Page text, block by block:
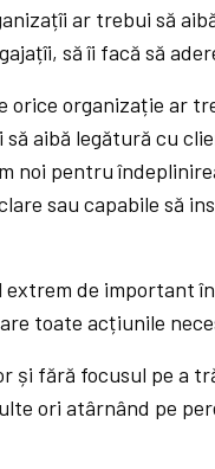
ar trebui să
să îi facă să
orice organizație ar
aibă legătură cu
noi pentru
sau capabile să
de important
toate acțiunile
și fără focusul pe a
ori atârnând pe